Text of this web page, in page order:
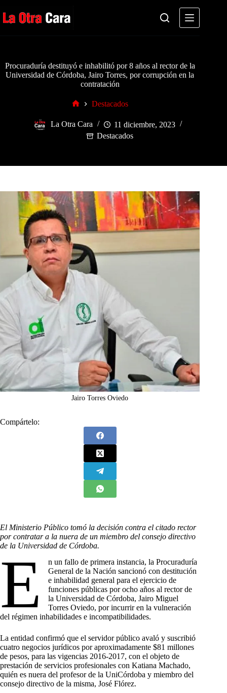
al
contenido
Procuraduría destituyó e inhabilitó por 8 años al rector de la
Universidad de Córdoba, Jairo Torres, por corrupción en la
contratación
Destacados
La Otra Cara
11 diciembre, 2023
Destacados
Jairo Torres Oviedo
Compártelo:
El Ministerio Público tomó la decisión contra el citado rector
por contratar a la nuera de un miembro del consejo directivo
de la Universidad de Córdoba.
E
n un fallo de primera instancia, la Procuraduría
General de la Nación sancionó con destitución
e inhabilidad general para el ejercicio de
funciones públicas por ocho años al rector de
la Universidad de Córdoba, Jairo Miguel
Torres Oviedo, por incurrir en la vulneración
del régimen inhabilidades e incompatibilidades.
La entidad confirmó que el servidor público avaló y suscribió
cuatro negocios jurídicos por aproximadamente $81 millones
de pesos, para las vigencias 2016-2017, con el objeto de
prestación de servicios profesionales con Katiana Machado,
quién es nuera del profesor de la UniCórdoba y miembro del
consejo directivo de la misma, José Flórez.